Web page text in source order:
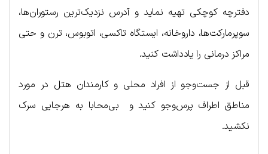
دفترچه کوچکی تهیه نماید و آدرس نزدیک‌ترین رستوران‌ها،
سوپرمارکت‌ها، داروخانه، ایستگاه تاکسی، اتوبوس، ترن و حتی
مراکز درمانی را یادداشت کنید.
قبل از جست‌وجو از افراد محلی و کارمندان هتل در مورد
مناطق اطراف پرس‌وجو کنید و بی‌محابا به هرجایی سرک
نکشید.